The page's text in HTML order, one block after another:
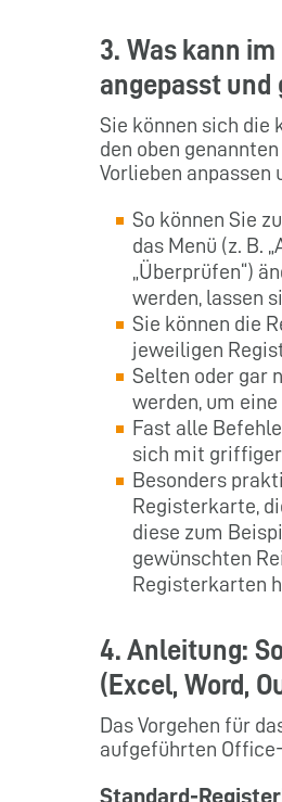
3. Was kann
angepasst und
Sie können sich die
den oben
Vorlieben anpassen
So können Sie
das Menü (z. B.
„Überprüfen“)
werden, lassen
Sie können die
jeweiligen
Selten oder gar
werden, um
Fast alle
sich mit
Besonders
Registerkarte,
diese zum
gewünschten
Registerkarten
4. Anleitung:
(Excel, Word,
Das Vorgehen für
aufgeführten
Standard-